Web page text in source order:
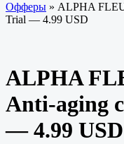
Офферы » ALPHA
Trial — 4.99 USD
ALPHA
Anti-aging
— 4.99 USD